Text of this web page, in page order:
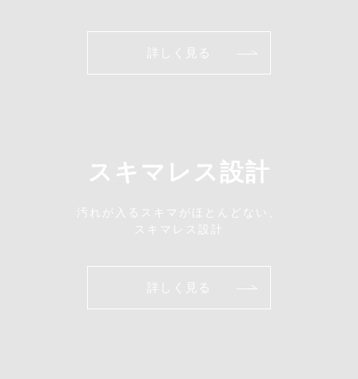
詳しく見る
スキマレス設計
汚れが入るスキマがほとんどない、
スキマレス設計
詳しく見る